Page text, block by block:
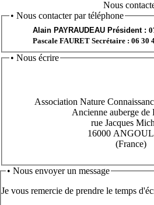
Nous
• Nous contacter par téléphone
Alain PAYRAUDEAU Président :
Pascale FAURET Secrétaire : 06 30
• Nous écrire
Association Nature
Ancienne auberge de
rue Jacques
16000
(France)
• Nous envoyer un message
Je vous remercie de prendre le temps